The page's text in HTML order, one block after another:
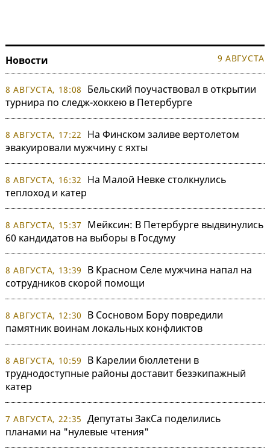
Новости 9 АВГУСТА
8 АВГУСТА, 18:08
Бельский поучаствовал в открытии
турнира по следж-хоккею в Петербурге
8 АВГУСТА, 17:22
На Финском заливе вертолетом
эвакуировали мужчину с яхты
8 АВГУСТА, 16:32
На Малой Невке столкнулись
теплоход и катер
8 АВГУСТА, 15:37
Мейксин: В Петербурге выдвинулись
60 кандидатов на выборы в Госдуму
8 АВГУСТА, 13:39
В Красном Селе мужчина напал на
сотрудников скорой помощи
8 АВГУСТА, 12:30
В Сосновом Бору повредили
памятник воинам локальных конфликтов
8 АВГУСТА, 10:59
В Карелии бюллетени в
труднодоступные районы доставит безэкипажный
катер
7 АВГУСТА, 22:35 Депутаты ЗакСа поделились
планами на "нулевые чтения"